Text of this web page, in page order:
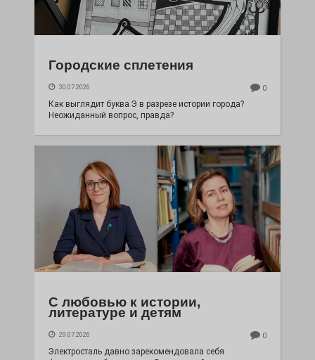
Городские сплетения
30.07.2026 0
Как выглядит буква Э в разрезе истории города?
Неожиданный вопрос, правда?
С любовью к истории,
литературе и детям
29.07.2026 0
Электросталь давно зарекомендовала себя